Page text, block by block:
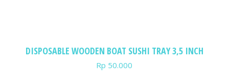
DISPOSABLE WOODEN BOAT SUSHI TRAY 3,5 INCH
Rp 50.000